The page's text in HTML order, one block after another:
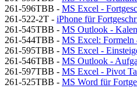
261-596TBB - MS Excel -
261-522-2T - iPhone für
261-545TBB - MS Outlook -
261-544TBB - MS Excel: Formeln
261-595TBB - MS Excel -
261-546TBB - MS Outlook -
261-597TBB - MS Excel - Pivot
261-525TBB - MS Word für